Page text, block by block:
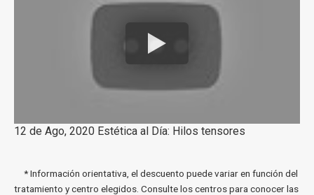
12 de Ago, 2020 Estética al Día: Hilos tensores
* Información orientativa, el descuento puede variar en función del
tratamiento y centro elegidos. Consulte los centros para conocer las